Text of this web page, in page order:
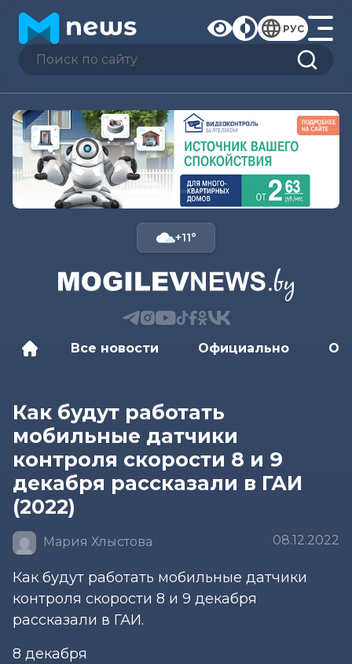
РУС
+11°
Все новости Официально
Как будут работать
мобильные датчики
контроля скорости 8 и 9
декабря рассказали в ГАИ
(2022)
Мария Хлыстова 08.12.2022
Как будут работать мобильные датчики
контроля скорости 8 и 9 декабря
рассказали в ГАИ.
8 декабря